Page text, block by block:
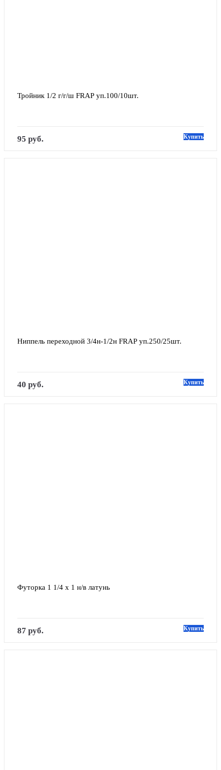
Тройник 1/2 г/г/ш FRAP уп.100/10шт.
95 руб. Купить
Ниппель переходной 3/4н-1/2н FRAP уп.250/25шт.
40 руб. Купить
Футорка 1 1/4 х 1 н/в латунь
87 руб. Купить